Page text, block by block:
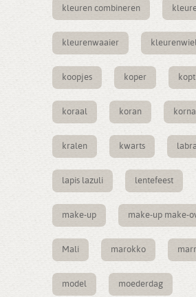
kleuren combineren
kleurenwaaier
koopjes koper
koraal koran
kralen kwarts
lapis lazuli lentefeest
make-up make-up make-
Mali marokko
model moederdag